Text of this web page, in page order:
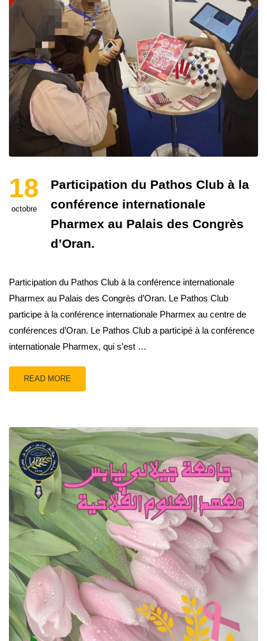
18
octobre
Participation du Pathos Club à la
conférence internationale
Pharmex au Palais des Congrès
d’Oran.
Participation du Pathos Club à la conférence internationale
Pharmex au Palais des Congrès d’Oran. Le Pathos Club
participe à la conférence internationale Pharmex au centre de
conférences d’Oran. Le Pathos Club a participé à la conférence
internationale Pharmex, qui s’est …
READ MORE